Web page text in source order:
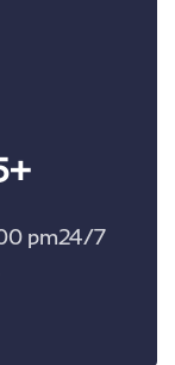
+215 5747 6654
pm24/7